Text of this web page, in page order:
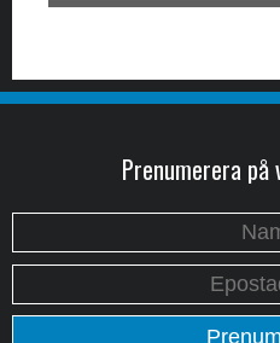
Prenumerera